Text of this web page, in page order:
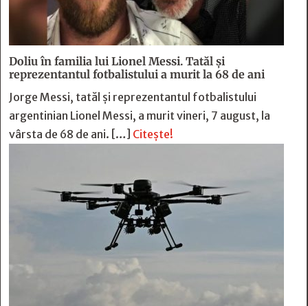
Doliu în familia lui Lionel Messi. Tatăl și
reprezentantul fotbalistului a murit la 68 de ani
Jorge Messi, tatăl și reprezentantul fotbalistului
argentinian Lionel Messi, a murit vineri, 7 august, la
vârsta de 68 de ani. […] Citește!